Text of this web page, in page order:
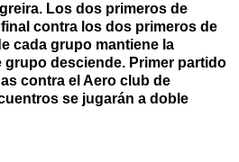
Los dos primeros de
contra los dos primeros de
cada grupo mantiene la
grupo desciende. Primer partido
contra el Aero club de
se jugarán a doble